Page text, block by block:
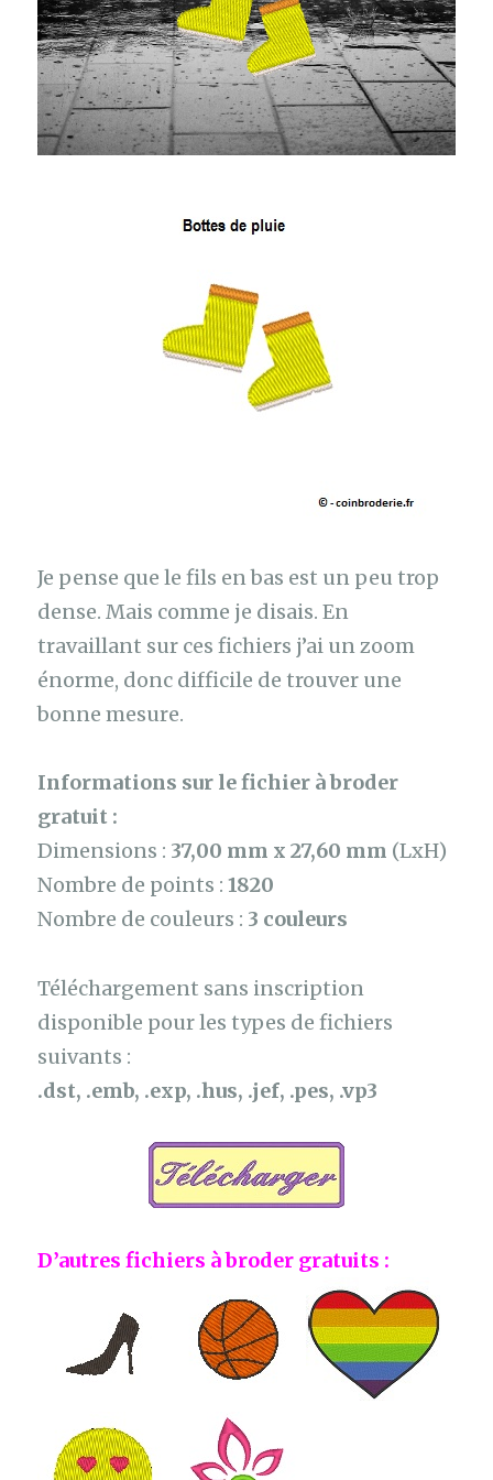
Je pense que le fils en bas est un peu trop
dense. Mais comme je disais. En
travaillant sur ces fichiers j’ai un zoom
énorme, donc difficile de trouver une
bonne mesure.
Informations sur le fichier à broder
gratuit :
Dimensions : 37,00 mm x 27,60 mm (LxH)
Nombre de points :1820
Nombre de couleurs : 3 couleurs
Téléchargement sans inscription
disponible pour les types de fichiers
suivants :
.dst, .emb, .exp, .hus, .jef, .pes, .vp3
D’autres fichiers à broder gratuits :